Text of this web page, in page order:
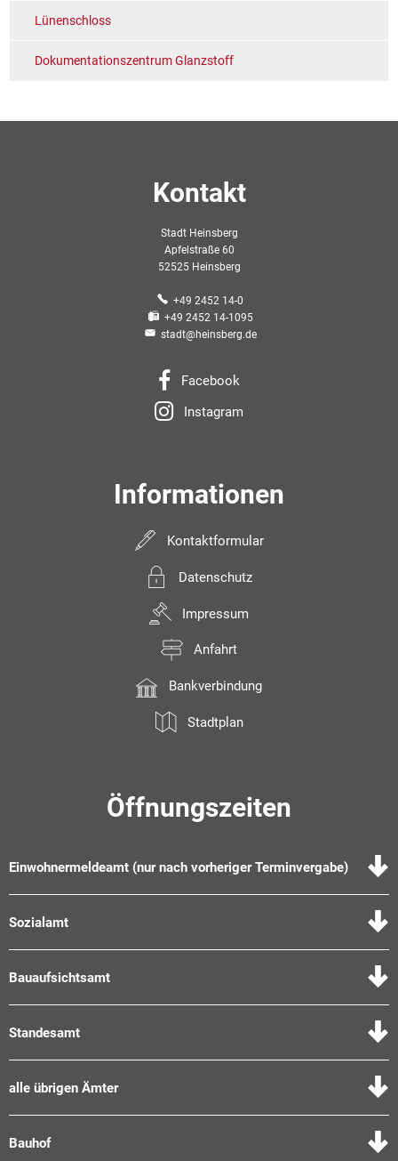
Lünenschloss
Dokumentationszentrum Glanzstoff
Kontakt
Stadt Heinsberg
Apfelstraße 60
52525 Heinsberg
+49 2452 14-0
+49 2452 14-1095
stadt@heinsberg.de
Facebook
Instagram
Informationen
Kontaktformular
Datenschutz
Impressum
Anfahrt
Bankverbindung
Stadtplan
Öffnungszeiten
Einwohnermeldeamt (nur nach vorheriger Terminvergabe)
Sozialamt
Bauaufsichtsamt
Standesamt
alle übrigen Ämter
Bauhof